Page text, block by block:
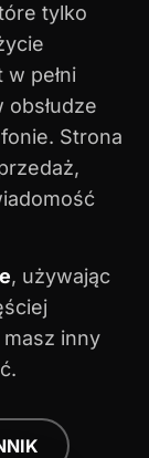
tylko
pełni
obsłudze
Strona
, używając
masz inny